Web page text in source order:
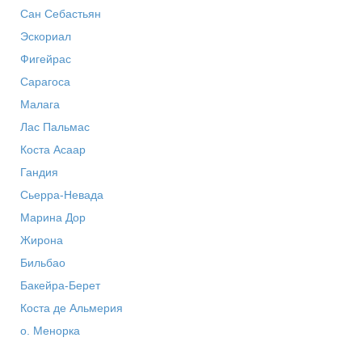
Сан Себастьян
Эскориал
Фигейрас
Сарагоса
Малага
Лас Пальмас
Коста Асаар
Гандия
Сьерра-Невада
Марина Дор
Жирона
Бильбао
Бакейра-Берет
Коста де Альмерия
о. Менорка